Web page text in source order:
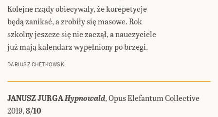
Kolejne rządy obiecywały, że korepetycje
będą zanikać, a zrobiły się masowe. Rok
szkolny jeszcze się nie zaczął, a nauczyciele
już mają kalendarz wypełniony po brzegi.
DARIUSZ CHĘTKOWSKI
JANUSZ JURGAHypnowald, Opus Elefantum Collective
2019,8/10